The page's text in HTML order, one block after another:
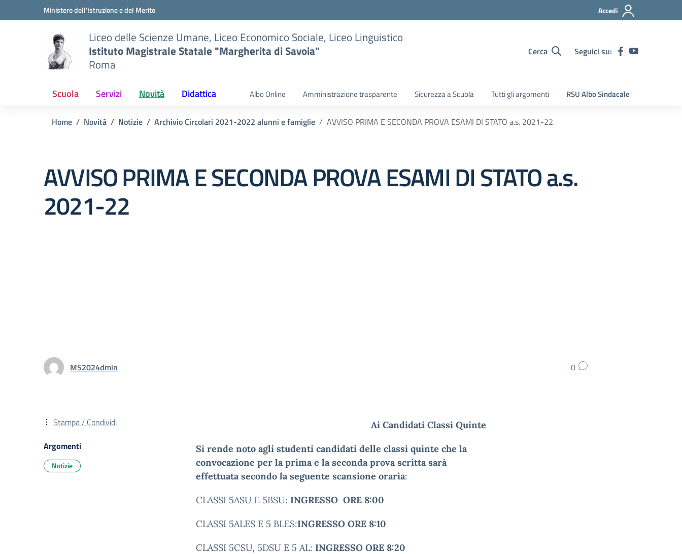
Vai ai contenuti
Vai al menu di navigazioneMinistero dell'Istruzione e del Merito Accedi
Liceo delle Scienze Umane, Liceo Economico Sociale, Liceo Linguistico
Istituto Magistrale Statale "Margherita di Savoia"
Roma
Cerca Seguici su:
Scuola Servizi Novità Didattica Albo Online Amministrazione trasparente Sicurezza a Scuola Tutti gli argomenti RSU Albo Sindacale
Home Novità Notizie Archivio Circolari 2021-2022 alunni e famiglie AVVISO PRIMA E SECONDA PROVA ESAMI DI STATO a.s. 2021-22
AVVISO PRIMA E SECONDA PROVA ESAMI DI STATO a.s.
2021-22
MS2024dmin 0
Ai Candidati Classi Quinte
Si rende noto agli studenti candidati delle classi quinte che la
convocazione per la prima e la seconda prova scritta sarà
effettuata secondo la seguente scansione oraria:
CLASSI 5ASU E 5BSU: INGRESSO ORE 8:00
CLASSI 5ALES E 5 BLES:INGRESSO ORE 8:10
CLASSI 5CSU, 5DSU E 5 AL: INGRESSO ORE 8:20
Stampa / Condividi
Argomenti
Notizie